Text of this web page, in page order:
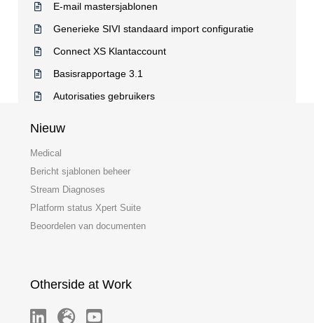
E-mail mastersjablonen
Generieke SIVI standaard import configuratie
Connect XS Klantaccount
Basisrapportage 3.1
Autorisaties gebruikers
Nieuw
Medical
Bericht sjablonen beheer
Stream Diagnoses
Platform status Xpert Suite
Beoordelen van documenten
Otherside at Work